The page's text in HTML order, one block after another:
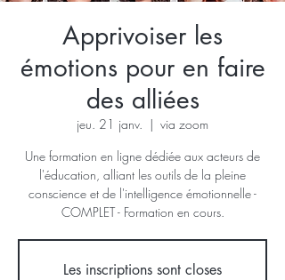
Apprivoiser les
émotions pour en faire
des alliées
jeu. 21 janv.
  |
via zoom
Une formation en ligne dédiée aux acteurs de
l'éducation, alliant les outils de la pleine
conscience et de l'intelligence émotionnelle -
COMPLET - Formation en cours.
Les inscriptions sont closes